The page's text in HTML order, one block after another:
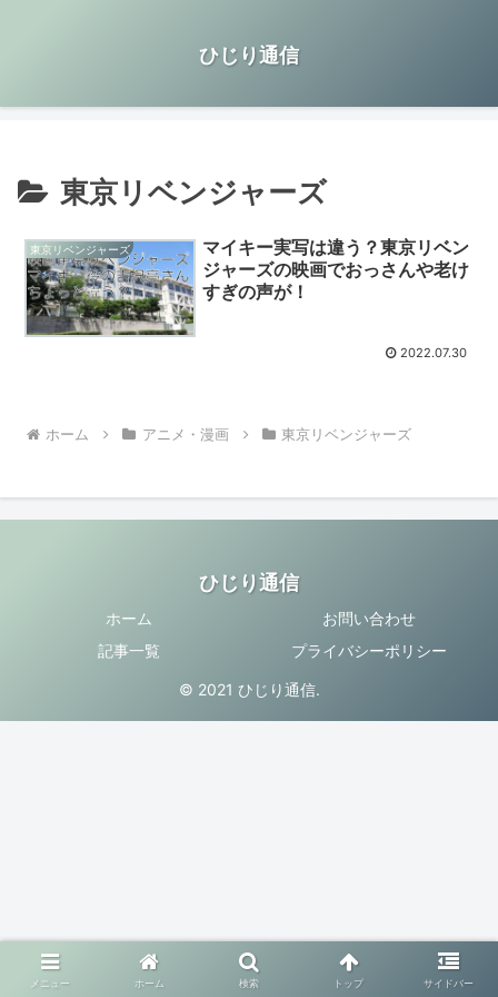
ひじり通信
東京リベンジャーズ
東京リベンジャーズ
マイキー実写は違う？東京リベン
ジャーズの映画でおっさんや老け
すぎの声が！
2022.07.30
ホーム アニメ・漫画 東京リベンジャーズ
ひじり通信
ホーム
お問い合わせ
記事一覧
プライバシーポリシー
© 2021 ひじり通信.
メニュー ホーム 検索 トップ サイドバー